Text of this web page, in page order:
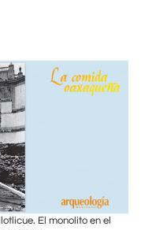
El monolito en el